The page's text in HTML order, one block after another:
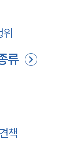
위
류
책